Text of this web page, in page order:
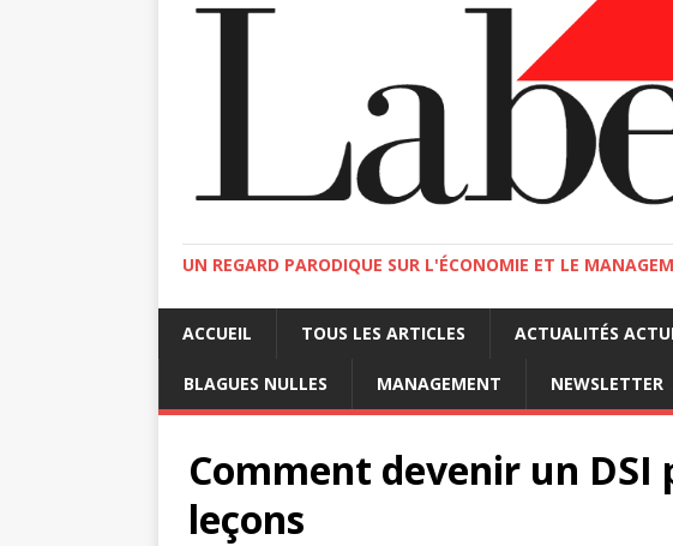
UN REGARD PARODIQUE SUR L'ÉCONOMIE ET LE
ACCUEIL TOUS LES ARTICLES ACTUALITÉS
BLAGUES NULLES MANAGEMENT NEWSLETTER
Comment devenir un DSI
leçons